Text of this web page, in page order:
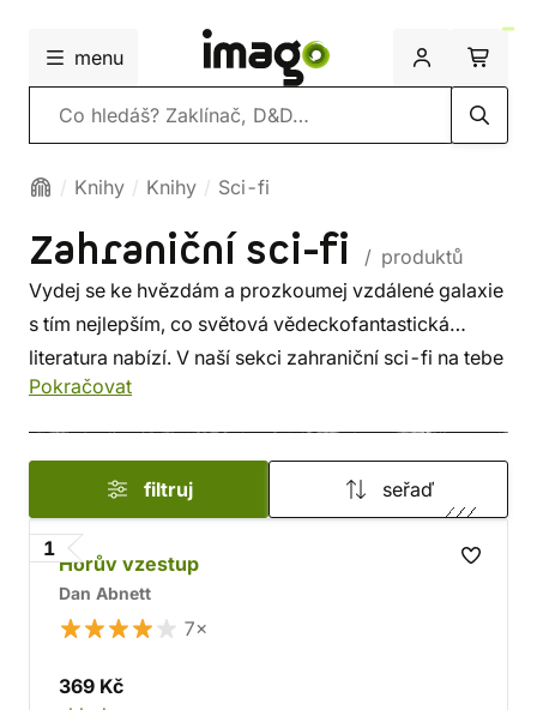
menu
Vyhledávání
Knihy Knihy Sci-fi
Zahraniční sci-fi
/ produktů
Vydej se ke hvězdám a prozkoumej vzdálené galaxie
s tím nejlepším, co světová vědeckofantastická
literatura nabízí. V naší sekci zahraniční sci-fi na tebe
čekají jak nestárnoucí kultovní klasiky od mistrů
současnou popkulturu.
Pokračovat
filtruj seřaď
1
Horův vzestup
Dan Abnett
7×
369 Kč